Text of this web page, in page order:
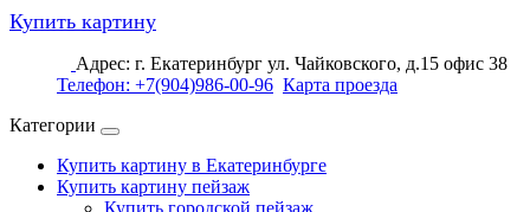
Купить картину
Адрес: г. Екатеринбург ул. Чайковского, д.15 офис 38
Телефон: +7(904)986-00-96 Карта проезда
Категории
Купить картину в Екатеринбурге
Купить картину пейзаж
Купить городской пейзаж